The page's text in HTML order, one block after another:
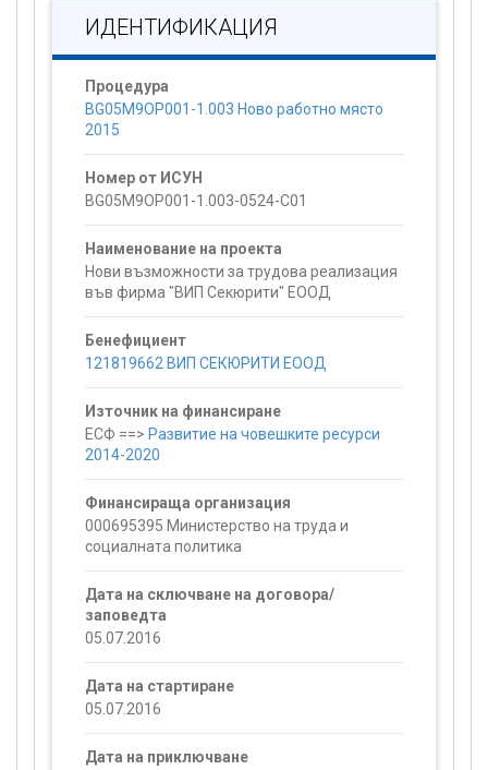
ИДЕНТИФИКАЦИЯ
Процедура
BG05M9OP001-1.003 Ново работно място
2015
Номер от ИСУН
BG05M9OP001-1.003-0524-C01
Наименование на проекта
Нови възможности за трудова реализация
във фирма "ВИП Секюрити" ЕООД
Бенефициент
121819662 ВИП СЕКЮРИТИ ЕООД
Източник на финансиране
ЕСФ ==> Развитие на човешките ресурси
2014-2020
Финансираща организация
000695395 Министерство на труда и
социалната политика
Дата на сключване на договора/
заповедта
05.07.2016
Дата на стартиране
05.07.2016
Дата на приключване